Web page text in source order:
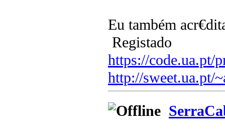
Eu também
Registado
https://code.ua.pt/
http://sweet.ua.pt/